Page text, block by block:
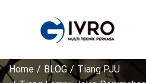
Home BLOG
Tiang PJU